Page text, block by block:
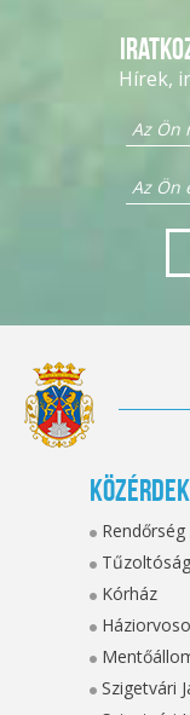
Hírek,
Rendőrség
Tűzoltóság
Kórház
Szigetvári